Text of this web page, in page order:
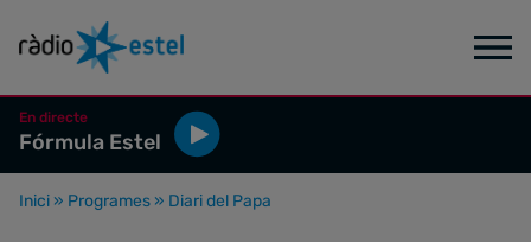
En directe
Fórmula Estel
Inici » Programes » Diari del Papa